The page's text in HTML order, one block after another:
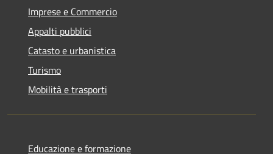
Imprese e Commercio
Appalti pubblici
Catasto e urbanistica
Turismo
Mobilità e trasporti
Educazione e formazione